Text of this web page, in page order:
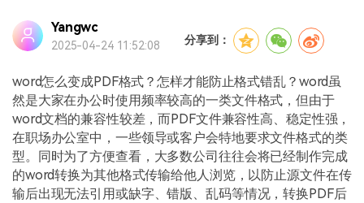
帮助中心
客服热线：4000-300624
万兴PDF 安卓版
万兴PDF iOS版
PDF开发工具
万兴PDF SDK
申请试用
PDF合并工具
PDF加密
PDF文件压缩
PDF签名
PDF批量工具
企业采购
经销商招募
产品支持
常见问题
产品信息
更新日志
下载中心
Yangwc
2025-04-24 11:52:08 分享到：
word怎么变成PDF格式？怎样才能防止格式错乱？word虽
然是大家在办公时使用频率较高的一类文件格式，但由于
word文档的兼容性较差，而PDF文件兼容性高、稳定性强，
在职场办公室中，一些领导或客户会特地要求文件格式的类
型。同时为了方便查看，大多数公司往往会将已经制作完成
的word转换为其他格式传输给他人浏览，以防止源文件在传
输后出现无法引用或缺字、错版、乱码等情况，转换PDF后